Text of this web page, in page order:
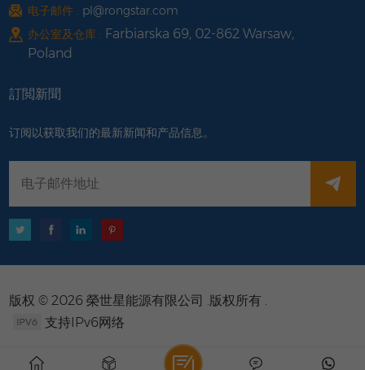
电子邮件 : pl@rongstar.com
办公室及仓库 : Farbiarska 69, 02-862 Warsaw,
Poland
訂閲新聞
订阅以获取我们的最新新闻和产品信息。
版权 © 2026 榮世星能源有限公司 .版权所有 .
支持IPv6网络